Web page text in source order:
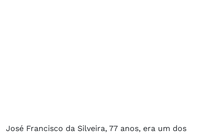
José Francisco da Silveira, 77 anos, era um dos